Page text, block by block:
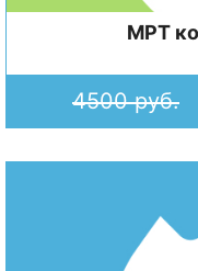
МРТ
4500 руб.